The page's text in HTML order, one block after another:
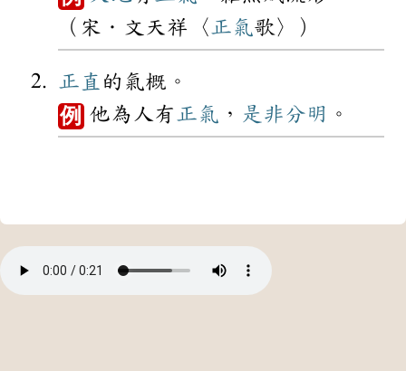
（宋．文天祥〈正氣歌〉）
正直 的氣概。
例 他為人有正氣 ， 是非分明 。